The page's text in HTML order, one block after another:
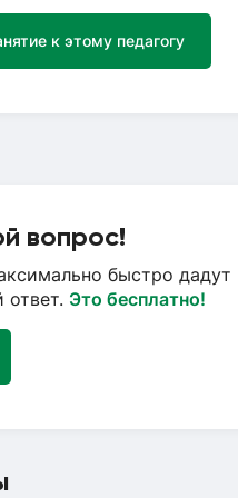
к этому педагогу
вопрос!
быстро дадут
ответ. Это бесплатно!